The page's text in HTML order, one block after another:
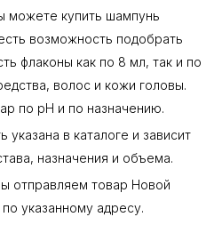
можете купить шампунь
возможность подобрать
флаконы как по 8 мл, так и по
волос и кожи головы.
по pH и по назначению.
указана в каталоге и зависит
назначения и объема.
отправляем товар Новой
указанному адресу.